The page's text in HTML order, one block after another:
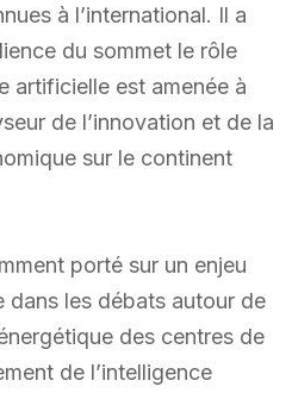
à l’international. Il a
du sommet le rôle
artificielle est amenée à
de l’innovation et de la
sur le continent
porté sur un enjeu
dans les débats autour de
des centres de
de l’intelligence